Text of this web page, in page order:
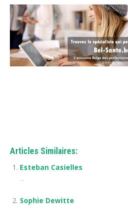
Articles Similaires:
Esteban Casielles
...
Sophie Dewitte